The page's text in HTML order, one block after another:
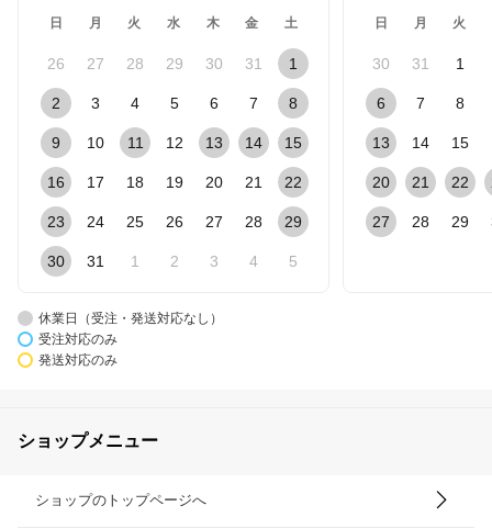
日 月 火 水 木 金 土
26 27 28 29 30 31 1
2 3 4 5 6 7 8
9 10 11 12 13 14 15
16 17 18 19 20 21 22
23 24 25 26 27 28 29
30 31 1 2 3 4 5
日 月 火
30 31 1
6 7 8
13 14 15
20 21 22
27 28 29
休業日（受注・発送対応なし）
受注対応のみ
発送対応のみ
ショップメニュー
ショップのトップページへ